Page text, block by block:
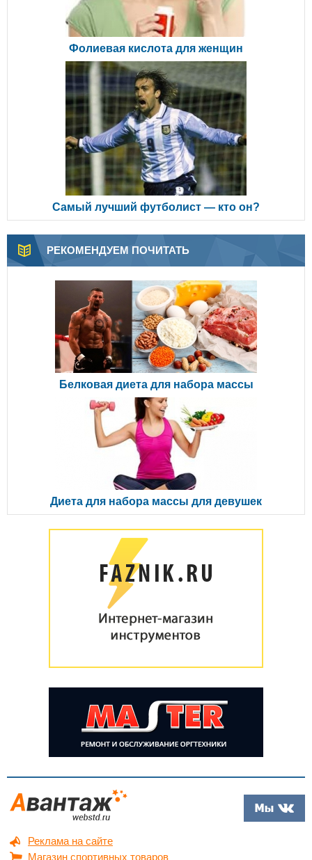
Фолиевая кислота для женщин
Самый лучший футболист — кто он?
РЕКОМЕНДУЕМ ПОЧИТАТЬ
Белковая диета для набора массы
Диета для набора массы для девушек
Реклама на сайте
Магазин спортивных товаров